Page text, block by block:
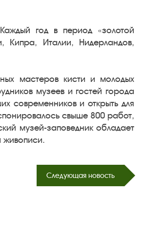
год в период «золотой
Кипра, Италии, Нидерландов,
мастеров кисти и молодых
музеев и гостей города
современников и открыть для
свыше 800 работ,
музей-заповедник обладает
живописи.
Следующая новость